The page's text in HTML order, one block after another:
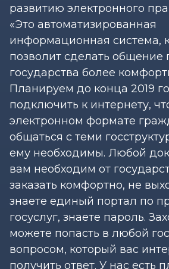
развитию электронного
«Это автоматизированная
информационная система,
позволит сделать общение
государства более
Планируем до конца 2019
подключить к интернету,
электронном формате
общаться с теми
ему необходимы. Любой
вам необходим от
заказать комфортно, не
знаете единый портал по
госуслуг, знаете пароль.
можете попасть в любой
вопросом, который вас
получить ответ. У нас есть